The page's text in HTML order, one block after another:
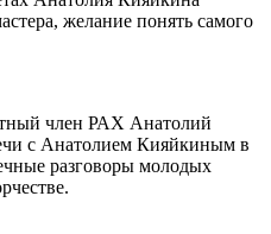
желание понять самого
член РАХ Анатолий
с Анатолием Кияйкиным в
разговоры молодых